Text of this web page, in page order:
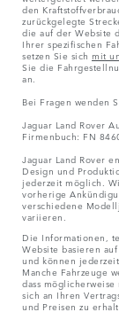
den
zurückgelegte
die auf der Website
Ihrer spezifischen
setzen Sie sich mit
Sie die
an.
Bei Fragen wenden
Jaguar Land Rover
Firmenbuch: FN
Jaguar Land Rover
Design und
jederzeit möglich.
vorherige
verschiedene
variieren.
Die Informationen,
Website basieren
und können
Manche Fahrzeuge
dass
sich an Ihren
und Preisen zu